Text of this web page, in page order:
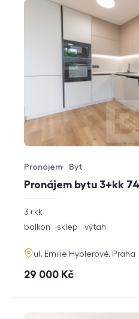
Pronájem bytu 3+kk
Typ nabídky
Pronájem
Typ nemovitosti
Byt
rozměry
3+kk
funkce
balkon sklep výtah
adresa
ul. Emilie Hyblerové, Praha
cena
29 000 Kč